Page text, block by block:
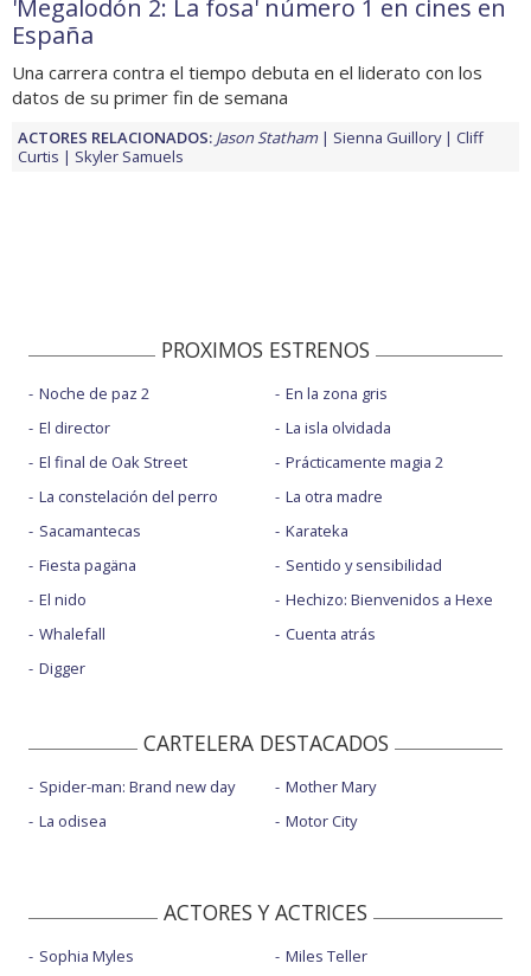
'Megalodón 2: La fosa' número 1 en cines en
España
Una carrera contra el tiempo debuta en el liderato con los
datos de su primer fin de semana
ACTORES RELACIONADOS: Jason Statham Sienna Guillory
Cliff
Curtis
Skyler Samuels
PROXIMOS ESTRENOS
Noche de paz 2
El director
El final de Oak Street
La constelación del perro
Sacamantecas
Fiesta pagäna
El nido
Whalefall
Digger
En la zona gris
La isla olvidada
Prácticamente magia 2
La otra madre
Karateka
Sentido y sensibilidad
Hechizo: Bienvenidos a Hexe
Cuenta atrás
CARTELERA DESTACADOS
Spider-man: Brand new day
La odisea
Mother Mary
Motor City
ACTORES Y ACTRICES
Sophia Myles
Miles Teller